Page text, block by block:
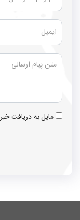
مایل به دریافت